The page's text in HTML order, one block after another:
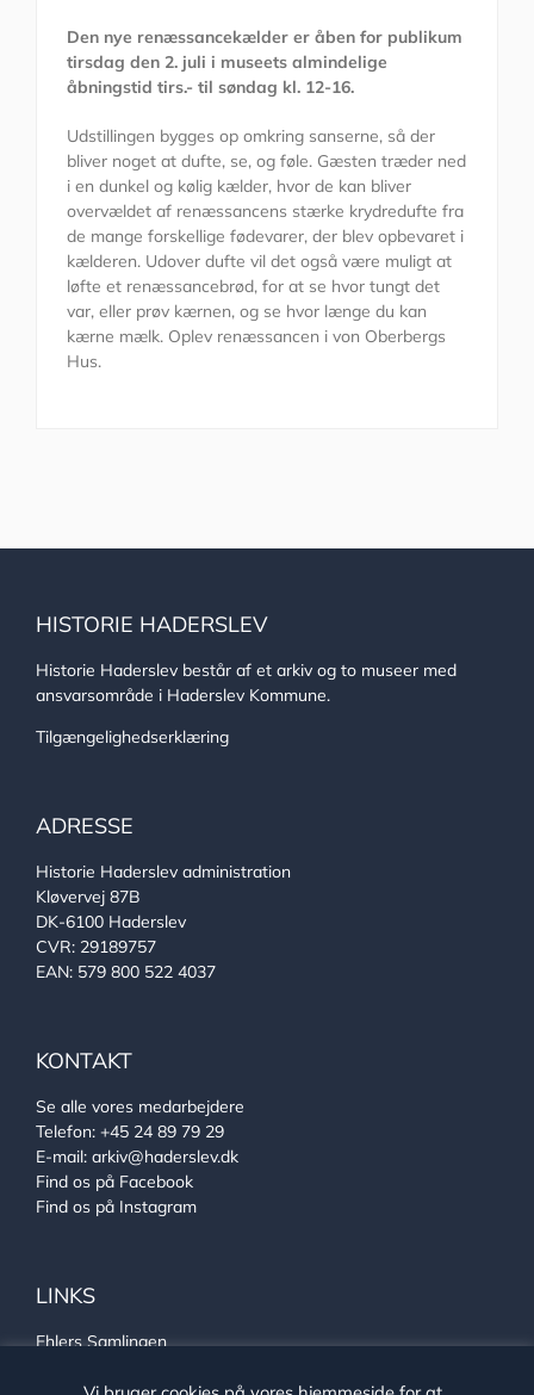
Den nye renæssancekælder er åben for publikum
tirsdag den 2. juli i museets almindelige
åbningstid tirs.- til søndag kl. 12-16.
Udstillingen bygges op omkring sanserne, så der
bliver noget at dufte, se, og føle. Gæsten træder ned
i en dunkel og kølig kælder, hvor de kan bliver
overvældet af renæssancens stærke krydredufte fra
de mange forskellige fødevarer, der blev opbevaret i
kælderen. Udover dufte vil det også være muligt at
løfte et renæssancebrød, for at se hvor tungt det
var, eller prøv kærnen, og se hvor længe du kan
kærne mælk. Oplev renæssancen i von Oberbergs
Hus.
HISTORIE HADERSLEV
Historie Haderslev består af et arkiv og to museer med
ansvarsområde i Haderslev Kommune.
Tilgængelighedserklæring
ADRESSE
Historie Haderslev administration
Kløvervej 87B
DK-6100 Haderslev
CVR: 29189757
EAN: 579 800 522 4037
KONTAKT
Se alle vores medarbejdere
Telefon: +45 24 89 79 29
E-mail: arkiv@haderslev.dk
Find os på Facebook
Find os på Instagram
LINKS
Ehlers Samlingen